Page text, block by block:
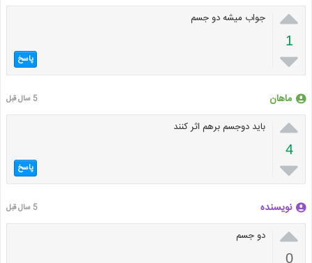

1

جواب میشه دو جسم
پاسخ
ماهان 5 سال قبل

4

باید دوجسم برهم اثر کنند
پاسخ
نویسنده 5 سال قبل

0
دو جسم